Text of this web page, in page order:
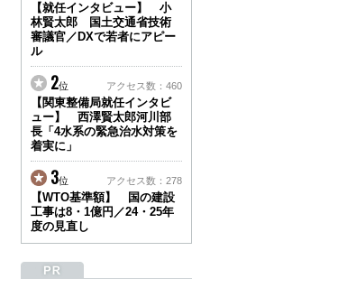
●ゴールデンウィークに
伴う情報更新停止のお知
らせ(05/02～05/10)●
ユーザー各位
建設資料館をご利用いた
だき、誠に有難うござい
ます。
下記の期間につきまし
て、弊社休業のため情報
更新を停止させていただ
きます。
【期間】５月２日(土)～
５月１０日(日)
上記の期間、情報の更新
がされませんので、ご了
い申し上げます。
【就任インタビュー】 小
林賢太郎 国土交通省技術
審議官／DXで若者にアピー
ル
2位 アクセス数：460
【関東整備局就任インタビ
ュー】 西澤賢太郎河川部
長「4水系の緊急治水対策を
着実に」
3位 アクセス数：278
【WTO基準額】 国の建設
工事は8・1億円／24・25年
度の見直し